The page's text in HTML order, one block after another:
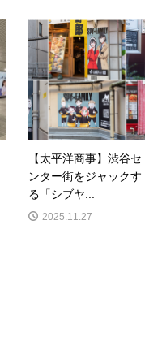
【太平洋商事】渋谷セ
ンター街をジャックす
る「シブヤ...
2025.11.27